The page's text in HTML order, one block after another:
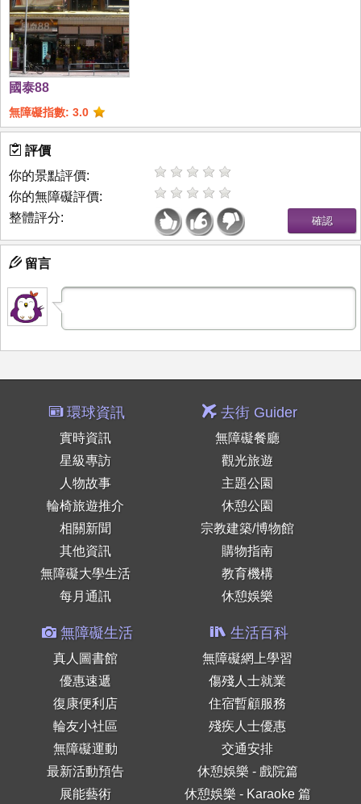
國泰88
無障礙指數: 3.0
評價
你的景點評價:
你的無障礙評價:
整體評分:
留言
環球資訊
實時資訊
星級專訪
人物故事
輪椅旅遊推介
相關新聞
其他資訊
無障礙大學生活
每月通訊
去街 Guider
無障礙餐廳
觀光旅遊
主題公園
休憩公園
宗教建築/博物館
購物指南
教育機構
休憩娛樂
無障礙生活
真人圖書館
優惠速遞
復康便利店
輪友小社區
無障礙運動
最新活動預告
展能藝術
生活百科
無障礙網上學習
傷殘人士就業
住宿暫顧服務
殘疾人士優惠
交通安排
休憩娛樂 - 戲院篇
休憩娛樂 - Karaoke 篇